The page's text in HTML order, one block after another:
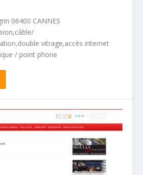
06400 CANNES
vitrage,accès internet
/ point phone